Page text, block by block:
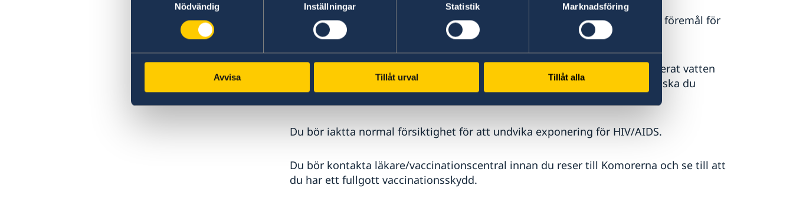
Nödvändig
Inställningar Statistik Marknadsföring
Avvisa Tillåt urval Tillåt alla
Hälsovården är mycket begränsad på alla tre öar. Vatten- och eltillförsel är föremål för
många avbrott som kan påverka sjukhus och andra offentliga tjänster.
Malaria och kolera är vanligt i Komorerna. Använd endast kokt eller buteljerat vatten
och undvik is i drycker. Om du lider av diarré under ett besök i Komorerna ska du
Du bör iaktta normal försiktighet för att undvika exponering för HIV/AIDS.
Du bör kontakta läkare/vaccinationscentral innan du reser till Komorerna och se till att
du har ett fullgott vaccinationsskydd.